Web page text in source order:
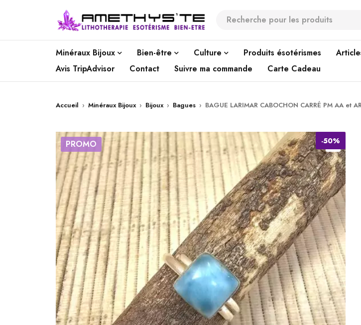
Minéraux Bijoux Bien-être Culture Produits ésotérismes
Avis TripAdvisor
Contact Suivre ma commande Carte Cadeau
Accueil › Minéraux Bijoux › Bijoux › Bagues › BAGUE LARIMAR CABOCHON CARRÉ PM AA et
-50%
PROMO